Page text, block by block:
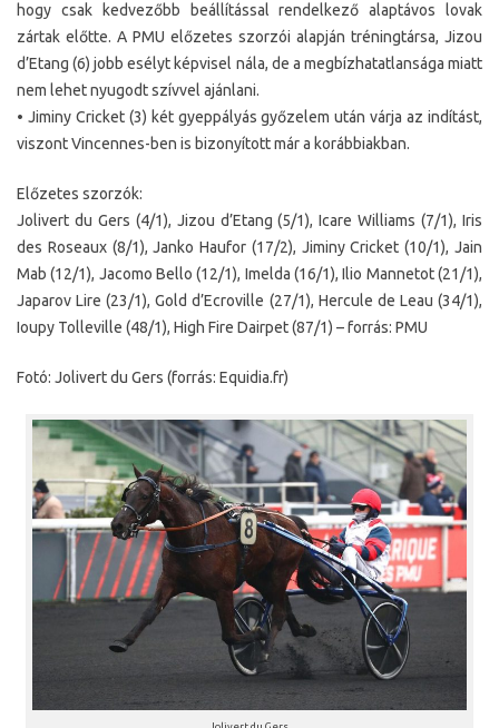
hogy csak kedvezőbb beállítással rendelkező alaptávos lovak
zártak előtte. A PMU előzetes szorzói alapján tréningtársa, Jizou
d’Etang (6) jobb esélyt képvisel nála, de a megbízhatatlansága miatt
nem lehet nyugodt szívvel ajánlani.
• Jiminy Cricket (3) két gyeppályás győzelem után várja az indítást,
viszont Vincennes-ben is bizonyított már a korábbiakban.
Előzetes szorzók:
Jolivert du Gers (4/1), Jizou d’Etang (5/1), Icare Williams (7/1), Iris
des Roseaux (8/1), Janko Haufor (17/2), Jiminy Cricket (10/1), Jain
Mab (12/1), Jacomo Bello (12/1), Imelda (16/1), Ilio Mannetot (21/1),
Japarov Lire (23/1), Gold d’Ecroville (27/1), Hercule de Leau (34/1),
Ioupy Tolleville (48/1), High Fire Dairpet (87/1) – forrás: PMU
Fotó: Jolivert du Gers (forrás: Equidia.fr)